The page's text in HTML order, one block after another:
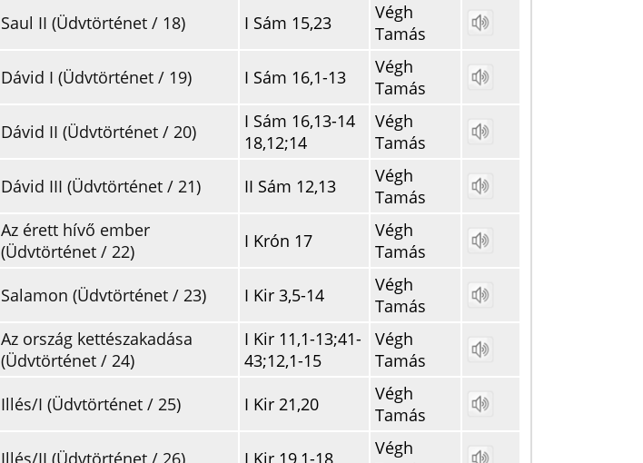
Saul II (Üdvtörténet / 18) I Sám 15,23
Végh
Tamás
Dávid I (Üdvtörténet / 19) I Sám 16,1-13
Végh
Tamás
Dávid II (Üdvtörténet / 20)
I Sám 16,13-14
18,12;14
Végh
Tamás
Dávid III (Üdvtörténet / 21) II Sám 12,13
Végh
Tamás
Az érett hívő ember
(Üdvtörténet / 22)
I Krón 17
Végh
Tamás
Salamon (Üdvtörténet / 23) I Kir 3,5-14
Végh
Tamás
Az ország kettészakadása
(Üdvtörténet / 24)
I Kir 11,1-13;41-
43;12,1-15
Végh
Tamás
Illés/I (Üdvtörténet / 25) I Kir 21,20
Végh
Tamás
Illés/II (Üdvtörténet / 26) I Kir 19,1-18
Végh